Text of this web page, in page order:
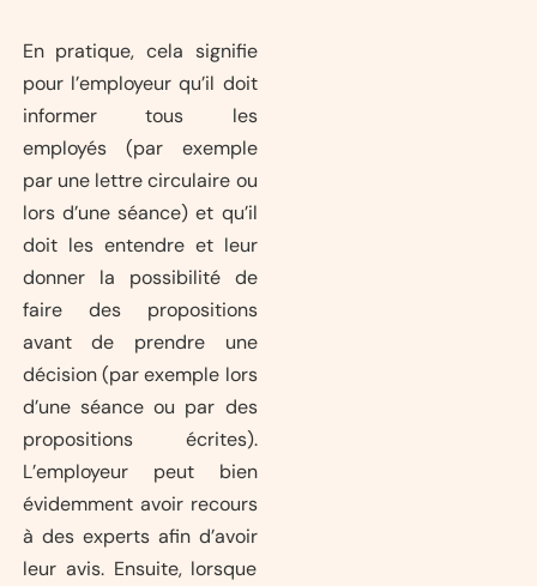
En pratique, cela signifie
pour l’employeur qu’il doit
informer tous les
employés (par exemple
par une lettre circulaire ou
lors d’une séance) et qu’il
doit les entendre et leur
donner la possibilité de
faire des propositions
avant de prendre une
décision (par exemple lors
d’une séance ou par des
propositions écrites).
L’employeur peut bien
évidemment avoir recours
à des experts afin d’avoir
leur avis. Ensuite, lorsque